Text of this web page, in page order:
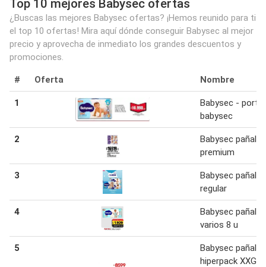
Top 10 mejores Babysec ofertas
¿Buscas las mejores Babysec ofertas? ¡Hemos reunido para ti
el top 10 ofertas! Mira aquí dónde conseguir Babysec al mejor
precio y aprovecha de inmediato los grandes descuentos y
promociones.
# Oferta Nombre
1
Babysec -
babysec
2
Babysec pañales
premium
3
Babysec pañales
regular
4
Babysec pañales
varios 8 u
5
Babysec pañales
hiperpack XXG